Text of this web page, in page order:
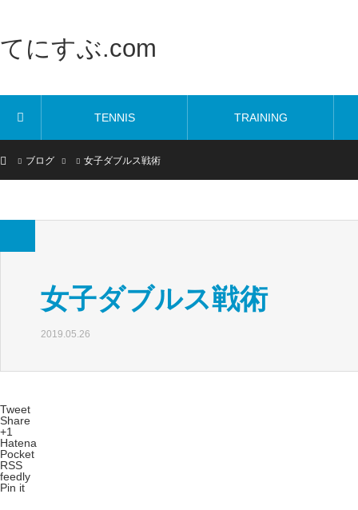
てにすぶ.com
TENNIS TRAINING
ホームブログ 女子ダブルス戦術
女子ダブルス戦術
2019.05.26
Tweet
Share
+1
Hatena
Pocket
RSS
feedly
Pin it